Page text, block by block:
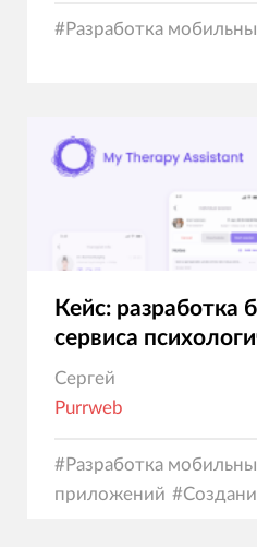
#Разработка
Кейс: разработка
сервиса
Сергей
Purrweb
#Разработка
приложений #